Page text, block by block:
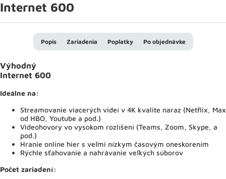
Internet 600
Popis Zariadenia Poplatky Po objednávke
Výhodný
Internet 600
Ideálne na:
Streamovanie viacerých videí v 4K kvalite naraz (Netflix, Max
od HBO, Youtube a pod.)
Videohovory vo vysokom rozlíšení (Teams, Zoom, Skype, a
pod.)
Hranie online hier s veľmi nízkym časovým oneskorením
Rýchle sťahovanie a nahrávanie veľkých súborov
Počet zariadení: